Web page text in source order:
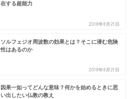
在する超能力
2018年8月21日
ソルフェジオ周波数の効果とは？そこに潜む危険
性はあるのか
2018年8月21日
因果一如ってどんな意味？何かを始めるときに思
い出したい仏教の教え